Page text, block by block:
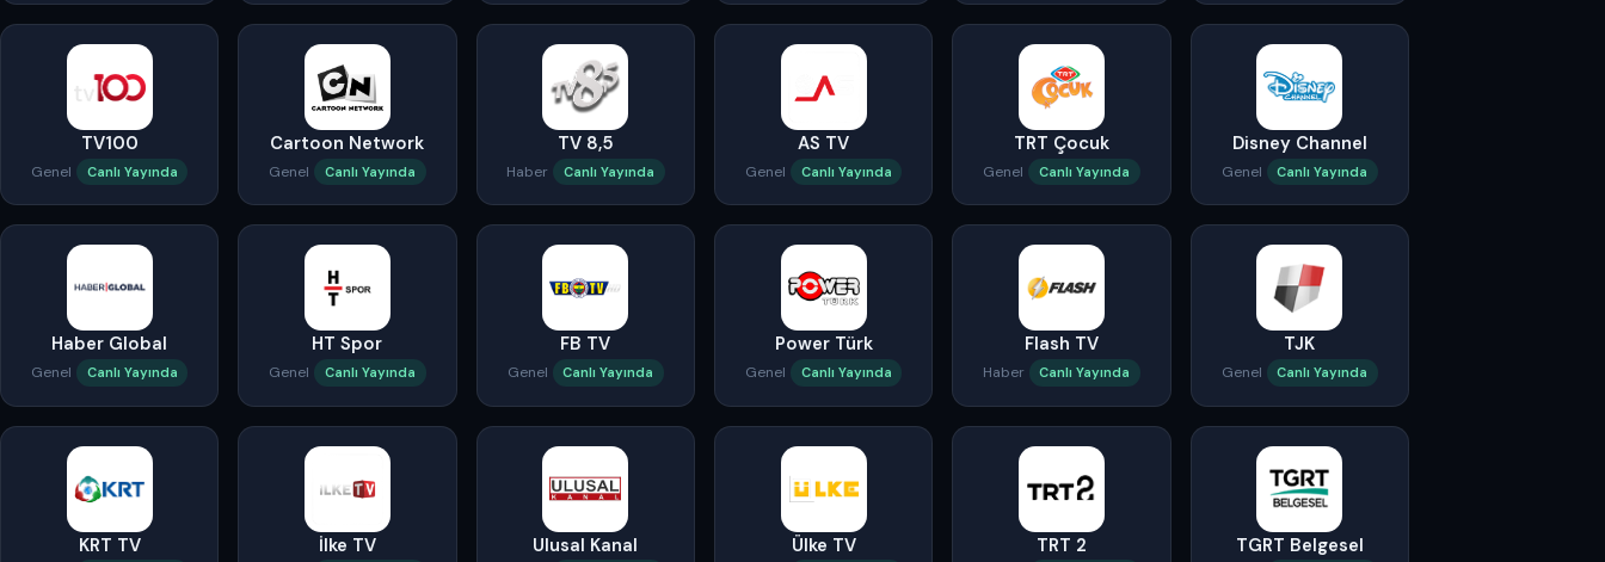
TV100
Genel Canlı Yayında
Cartoon Network
Genel Canlı Yayında
TV 8,5
Haber Canlı Yayında
AS TV
Genel Canlı Yayında
TRT Çocuk
Genel Canlı Yayında
Disney Channel
Genel Canlı Yayında
Haber Global
Genel Canlı Yayında
HT Spor
Genel Canlı Yayında
FB TV
Genel Canlı Yayında
Power Türk
Genel Canlı Yayında
Flash TV
Haber Canlı Yayında
TJK
Genel Canlı Yayında
KRT TV İlke TV Ulusal Kanal Ülke TV TRT 2 TGRT Belgesel